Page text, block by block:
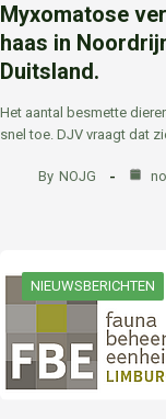
Myxomatose
haas in
Duitsland.
Het aantal besmette
snel toe. DJV vraagt ​​dat
By NOJG
NIEUWSBERICHTEN